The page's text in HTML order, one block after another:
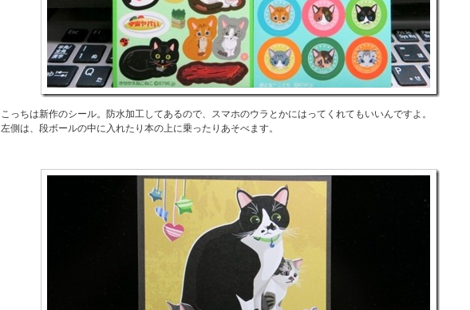
こっちは新作のシール。防水加工してあるので、スマホのウラとかにはってくれてもいいんですよ。
左側は、段ボールの中に入れたり本の上に乗ったりあそべます。